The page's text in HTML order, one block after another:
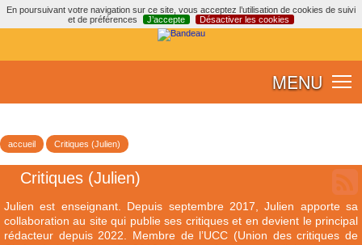
En poursuivant votre navigation sur ce site, vous acceptez l’utilisation de cookies de suivi
et de préférences
J’accepte Désactiver les cookies
MENU
accueil Critiques (Julien)
Critiques (Julien)
Julien est enseignant. Depuis septembre 2017, Julien apporte sa
collaboration au site qui publie ses critiques et en devient le principal
rédacteur depuis 2022. Membre de l’UCC (Union des critiques de